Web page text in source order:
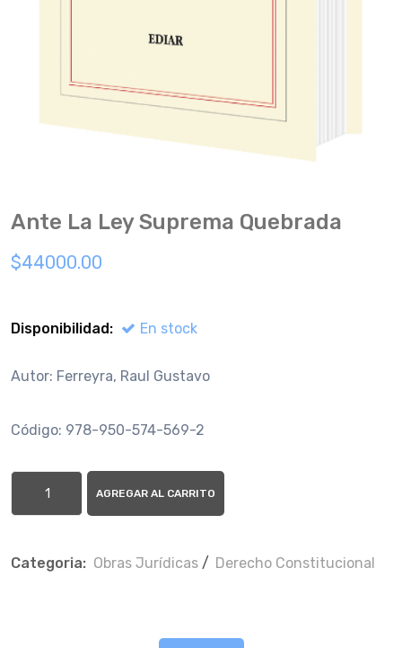
Ante La Ley Suprema Quebrada
$44000.00
Disponibilidad: En stock
Autor: Ferreyra, Raul Gustavo
Código: 978-950-574-569-2
AGREGAR AL CARRITO
Categoria: Obras Jurí­dicas / Derecho Constitucional